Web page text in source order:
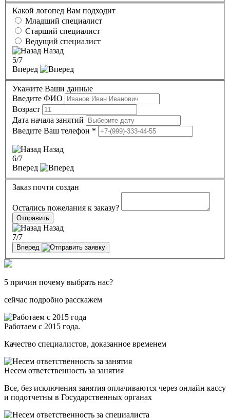
Какой логопед Вам подходит
Младший специалист
Старший специалист
Ведущий специалист
Назад
5/7
Вперед
Укажите Ваши данные
Введите ФИО
Возраст
Дата начала занятий
Введите Ваш телефон *
Назад
6/7
Вперед
Заказ почти создан
Остались пожелания к заказу?
Отправить
Назад
7/7
Вперед
5 причин почему выбрать нас?
сейчас подробно расскажем
Работаем с 2015 года.
Качество специалистов, доказанное временем
Несем ответственность за занятия
Все, без исключения занятия оплачиваются через онлайн кассу
и подотчетны в Государственных органах